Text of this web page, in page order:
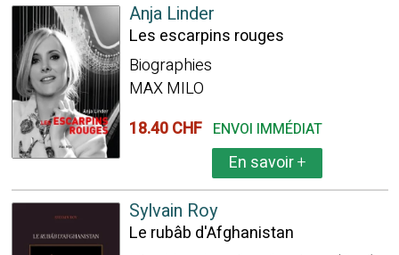
Anja Linder
Les escarpins rouges
Biographies
MAX MILO
18.40 CHF ENVOI IMMÉDIAT
En savoir+
Sylvain Roy
Le rubâb d'Afghanistan